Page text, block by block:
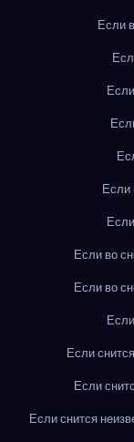
Если
Если
Если во
Если во
Если
Если
Если снится